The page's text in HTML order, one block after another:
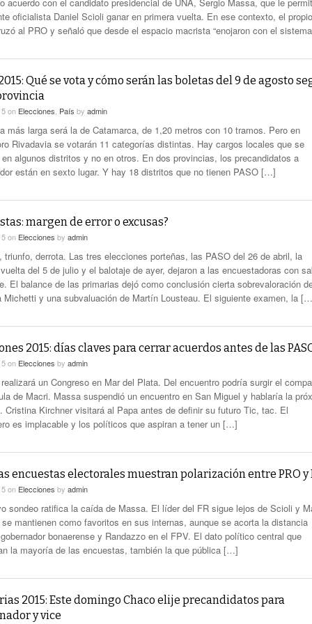
oficialista Daniel Scioli ganar en primera vuelta. En ese contexto, el propio
al PRO y señaló que desde el espacio macrista “enojaron con el
Qué se vota y cómo serán las boletas del 9 de agosto
on Elecciones País by admin
más larga será la de Catamarca, de 1,20 metros con 10 tramos. Pero en
Rivadavia se votarán 11 categorías distintas. Hay cargos locales que se
algunos distritos y no en otros. En dos provincias, los precandidatos a
están en sexto lugar. Y hay 18 distritos que no tienen PASO […]
margen de error o excusas?
on Elecciones by admin
triunfo, derrota. Las tres elecciones porteñas, las PASO del 26 de abril, la
del 5 de julio y el balotaje de ayer, dejaron a las encuestadoras con
El balance de las primarias dejó como conclusión cierta sobrevaloración
Michetti y una subvaluación de Martín Lousteau. El siguiente examen, la
2015: días claves para cerrar acuerdos antes de las
on Elecciones by admin
un Congreso en Mar del Plata. Del encuentro podría surgir el
de Macri. Massa suspendió un encuentro en San Miguel y hablaría la
Cristina Kirchner visitará al Papa antes de definir su futuro Tic, tac. El
es implacable y los políticos que aspiran a tener un […]
encuestas electorales muestran polarización entre PRO y
on Elecciones by admin
sondeo ratifica la caída de Massa. El líder del FR sigue lejos de Scioli y
mantienen como favoritos en sus internas, aunque se acorta la distancia
bonaerense y Randazzo en el FPV. El dato político central que
la mayoría de las encuestas, también la que pública […]
2015: Este domingo Chaco elije precandidatos para
y vice